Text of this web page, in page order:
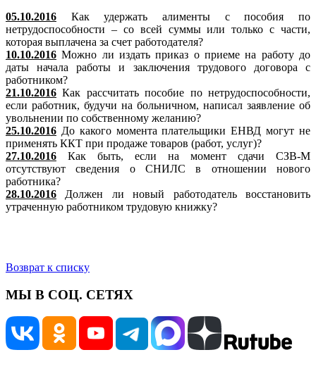
05.10.2016 Как удержать алименты с пособия по
нетрудоспособности – со всей суммы или только с части,
которая выплачена за счет работодателя?
10.10.2016 Можно ли издать приказ о приеме на работу до
даты начала работы и заключения трудового договора с
работником?
21.10.2016 Как рассчитать пособие по нетрудоспособности,
если работник, будучи на больничном, написал заявление об
увольнении по собственному желанию?
25.10.2016 До какого момента плательщики ЕНВД могут не
применять ККТ при продаже товаров (работ, услуг)?
27.10.2016 Как быть, если на момент сдачи СЗВ-М
отсутствуют сведения о СНИЛС в отношении нового
работника?
28.10.2016 Должен ли новый работодатель восстановить
утраченную работником трудовую книжку?
Возврат к списку
МЫ В СОЦ. СЕТЯХ